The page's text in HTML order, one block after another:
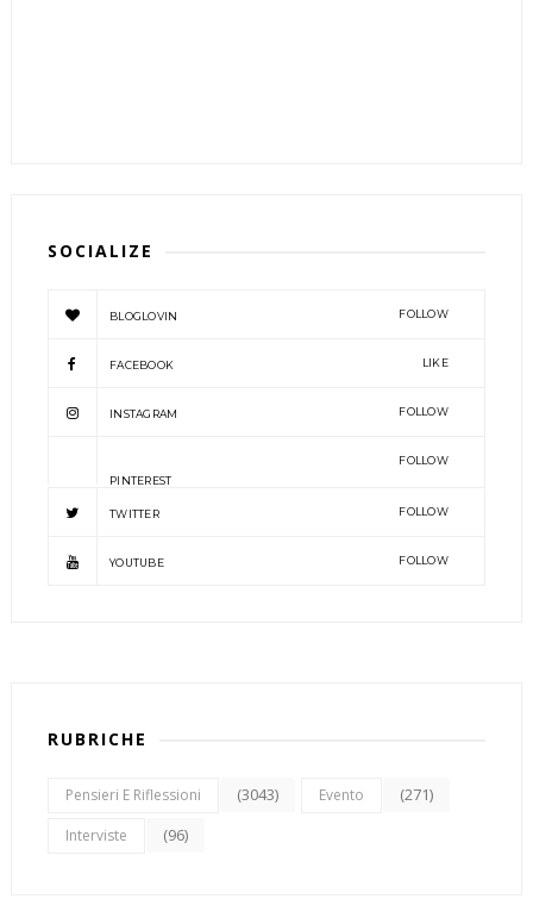
SOCIALIZE
BLOGLOVIN FOLLOW
FACEBOOK LIKE
INSTAGRAM FOLLOW
PINTEREST
FOLLOW
TWITTER FOLLOW
YOUTUBE FOLLOW
RUBRICHE
Pensieri E Riflessioni (3043) Evento (271)
Interviste (96)